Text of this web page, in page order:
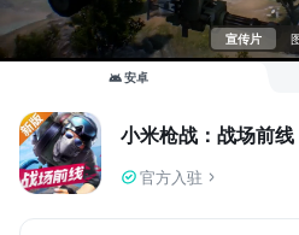
宣传片
安卓
小米枪战：战场前线
官方入驻